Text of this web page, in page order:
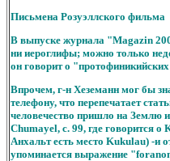
Письмена Розуэллского фильма
В выпуске журнала "Маgazin
ни иероглифы; можно только
он говорит о
Впрочем, г-н Хеземанн мог бы
телефону, что перепечатает
человечество пришло на Землю
Chumayel, с. 99, где говорится
Анхальт есть место Kukulau) -и
упоминается выражение "foranon